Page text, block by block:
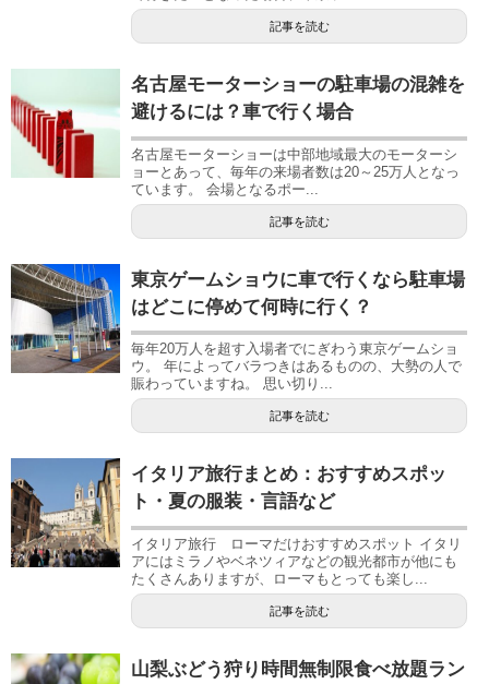
記事を読む
名古屋モーターショーの駐車場の混雑を
避けるには？車で行く場合
名古屋モーターショーは中部地域最大のモーターシ
ョーとあって、毎年の来場者数は20～25万人となっ
ています。 会場となるポー...
記事を読む
東京ゲームショウに車で行くなら駐車場
はどこに停めて何時に行く？
毎年20万人を超す入場者でにぎわう東京ゲームショ
ウ。 年によってバラつきはあるものの、大勢の人で
賑わっていますね。 思い切り...
記事を読む
イタリア旅行まとめ：おすすめスポッ
ト・夏の服装・言語など
イタリア旅行 ローマだけおすすめスポット イタリ
アにはミラノやベネツィアなどの観光都市が他にも
たくさんありますが、ローマもとっても楽し...
記事を読む
山梨ぶどう狩り時間無制限食べ放題ラン